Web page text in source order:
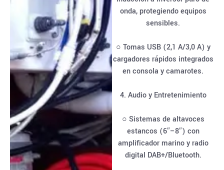
onda, protegiendo equipos
sensibles.
○ Tomas USB (2,1 A/3,0 A) y
cargadores rápidos integrados
en consola y camarotes.
4. Audio y Entretenimiento
○ Sistemas de altavoces
estancos (6″–8″) con
amplificador marino y radio
digital DAB+/Bluetooth.